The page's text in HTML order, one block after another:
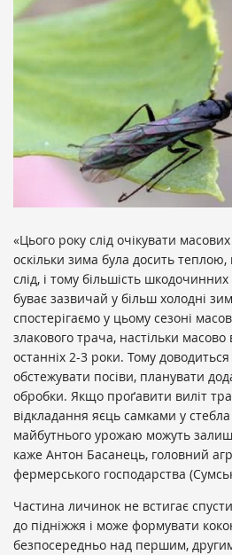
«Цього року слід очікувати
оскільки зима була досить
слід, і тому більшість
буває зазвичай у більш холодні
спостерігаємо у цьому сезоні
злакового трача, настільки масово
останніх 2-3 роки. Тому
обстежувати посіви, планувати
обробки. Якщо проґавити виліт
відкладання яєць самками у
майбутнього урожаю можуть
каже Антон Басанець, головний
фермерського господарства
Частина личинок не встигає
до підніжжя і може формувати
безпосередньо над першим,